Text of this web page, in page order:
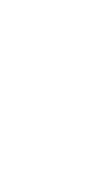
von Hello Sunday“